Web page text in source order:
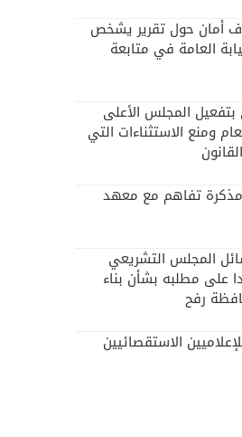
أمان حول تقرير يشخص
العامة في متابعة
المجلس الأعلى
ومنع الاستثناءات التي
مذكرة تفاهم مع معهد
المجلس التشريعي
على مطلبه بشأن بناء
رفح
الاستقصائيين